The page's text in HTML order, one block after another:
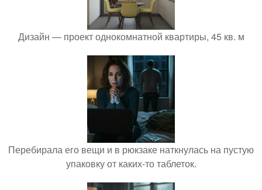
Дизайн — проект однокомнатной квартиры, 45 кв. м
Перебирала его вещи и в рюкзаке наткнулась на пустую
упаковку от каких-то таблеток.